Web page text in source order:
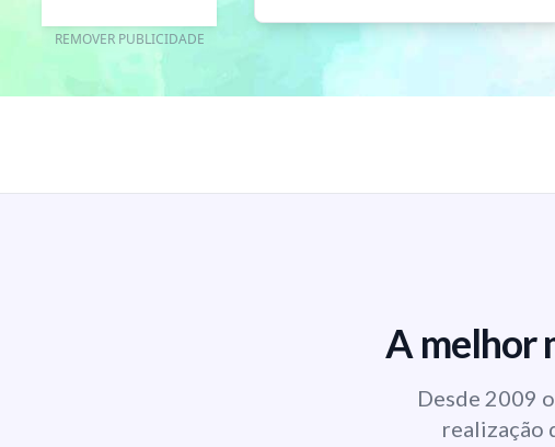
REMOVER PUBLICIDADE
A melhor
Desde 2009
realização